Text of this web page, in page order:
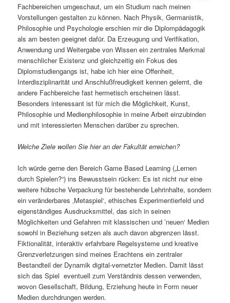
Fachbereichen umgeschaut, um ein Studium nach meinen
Vorstellungen gestalten zu können. Nach Physik, Germanistik,
Philosophie und Psychologie erschien mir die Diplompädagogik
als am besten geeignet dafür. Da Erzeugung und Verifikation,
Anwendung und Weitergabe von Wissen ein zentrales Merkmal
menschlicher Existenz und gleichzeitig ein Fokus des
Diplomstudiengangs ist, habe ich hier eine Offenheit,
Interdisziplinarität und Anschlußfreudigkeit kennen gelernt, die
andere Fachbereiche fast hermetisch erscheinen lässt.
Besonders interessant ist für mich die Möglichkeit, Kunst,
Philosophie und Medienphilosophie in meine Arbeit einzubinden
und mit interessierten Menschen darüber zu sprechen.
Welche Ziele wollen Sie hier an der Fakultät erreichen?
Ich würde gerne den Bereich Game Based Learning („Lernen
durch Spielen?“) ins Bewusstsein rücken: Es ist nicht nur eine
weitere hübsche Verpackung für bestehende Lehrinhalte, sondern
ein veränderbares ‚Metaspiel‘, ethisches Experimentierfeld und
eigenständiges Ausdrucksmittel, das sich in seinen
Möglichkeiten und Gefahren mit klassischen und ’neuen‘ Medien
sowohl in Beziehung setzen als auch davon abgrenzen lässt.
Fiktionalität, interaktiv erfahrbare Regelsysteme und kreative
Grenzverletzungen sind meines Erachtens ein zentraler
Bestandteil der Dynamik digital-vernetzter Medien. Damit lässt
sich das Spiel eventuell zum Verständnis dessen verwenden,
wovon Gesellschaft, Bildung, Erziehung heute in Form neuer
Medien durchdrungen werden.